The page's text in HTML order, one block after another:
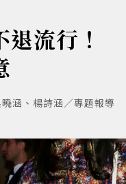
流行！
涵、楊詩涵／專題報導